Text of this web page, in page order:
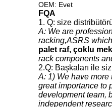
OEM: Evet
FQA
1. Q: size
A: We are
racking,ASRS
palet raf, çoklu
rack components
2.Q: Başkaları ile
A: 1) We have
great importance to
development team,
independent